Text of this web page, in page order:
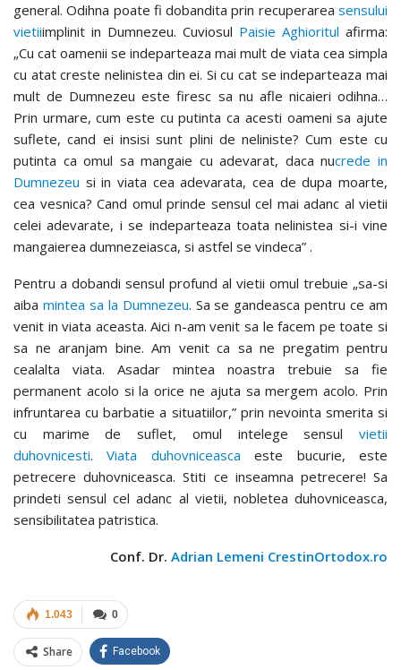
general. Odihna poate fi dobandita prin recuperarea sensului
vietiiimplinit in Dumnezeu. Cuviosul Paisie Aghioritul afirma:
„Cu cat oamenii se indeparteaza mai mult de viata cea simpla
cu atat creste nelinistea din ei. Si cu cat se indeparteaza mai
mult de Dumnezeu este firesc sa nu afle nicaieri odihna…
Prin urmare, cum este cu putinta ca acesti oameni sa ajute
suflete, cand ei insisi sunt plini de neliniste? Cum este cu
putinta ca omul sa mangaie cu adevarat, daca nucrede in
Dumnezeu si in viata cea adevarata, cea de dupa moarte,
cea vesnica? Cand omul prinde sensul cel mai adanc al vietii
celei adevarate, i se indeparteaza toata nelinistea si-i vine
mangaierea dumnezeiasca, si astfel se vindeca” .
Pentru a dobandi sensul profund al vietii omul trebuie „sa-si
aiba mintea sa la Dumnezeu. Sa se gandeasca pentru ce am
venit in viata aceasta. Aici n-am venit sa le facem pe toate si
sa ne aranjam bine. Am venit ca sa ne pregatim pentru
cealalta viata. Asadar mintea noastra trebuie sa fie
permanent acolo si la orice ne ajuta sa mergem acolo. Prin
infruntarea cu barbatie a situatiilor,” prin nevointa smerita si
cu marime de suflet, omul intelege sensul vietii
duhovnicesti.Viata duhovniceasca este bucurie, este
petrecere duhovniceasca. Stiti ce inseamna petrecere! Sa
prindeti sensul cel adanc al vietii, nobletea duhovniceasca,
sensibilitatea patristica.
Conf. Dr. Adrian Lemeni CrestinOrtodox.ro
0
1.043
Share Facebook